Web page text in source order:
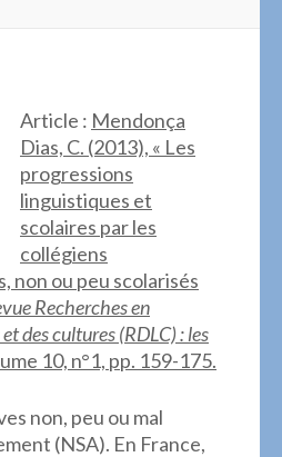
Article : Mendonça
Dias, C. (2013), « Les
progressions
linguistiques et
scolaires par les
collégiens
non ou peu scolarisés
Recherches en
des cultures (RDLC) : les
10, n°1, pp. 159-175.
non, peu ou mal
(NSA). En France,